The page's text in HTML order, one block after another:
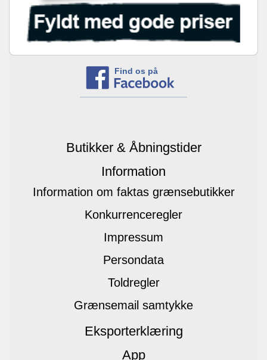
Find os på
Butikker & Åbningstider
Information
Information om faktas grænsebutikker
Konkurrenceregler
Impressum
Persondata
Toldregler
Grænsemail samtykke
Eksporterklæring
App